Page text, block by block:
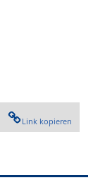
Link kopieren